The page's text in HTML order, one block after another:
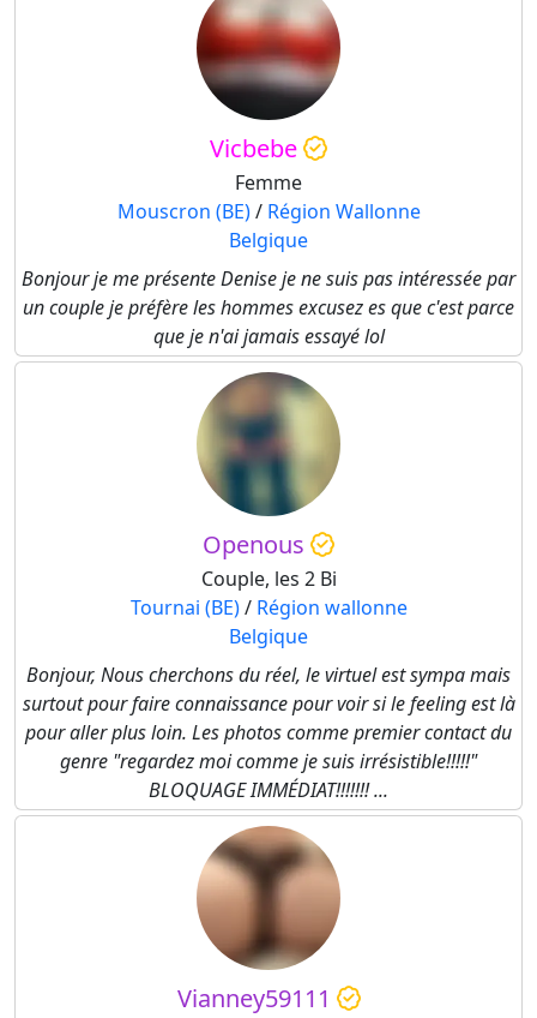
Vicbebe
Femme
Mouscron (BE)/ Région Wallonne
Belgique
Bonjour je me présente Denise je ne suis pas intéressée par
un couple je préfère les hommes excusez es que c'est parce
que je n'ai jamais essayé lol
Openous
Couple, les 2 Bi
Tournai (BE)/ Région wallonne
Belgique
Bonjour, Nous cherchons du réel, le virtuel est sympa mais
surtout pour faire connaissance pour voir si le feeling est là
pour aller plus loin. Les photos comme premier contact du
genre "regardez moi comme je suis irrésistible!!!!!"
BLOQUAGE IMMÉDIAT!!!!!!! ...
Vianney59111